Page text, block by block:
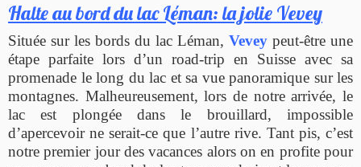
Halte au bord du lac Léman: la jolie Vevey
Située sur les bords du lac Léman, Vevey peut-être une
étape parfaite lors d’un road-trip en Suisse avec sa
promenade le long du lac et sa vue panoramique sur les
montagnes. Malheureusement, lors de notre arrivée, le
lac est plongée dans le brouillard, impossible
d’apercevoir ne serait-ce que l’autre rive. Tant pis, c’est
notre premier jour des vacances alors on en profite pour